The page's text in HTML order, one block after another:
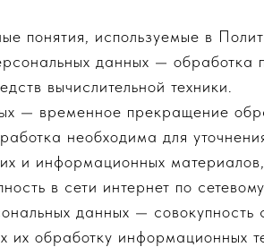
понятия, используемые в
данных —
вычислительной техники.
— временное прекращение
необходима для
и информационных
в сети интернет по
данных — совокупность
обработку информационных